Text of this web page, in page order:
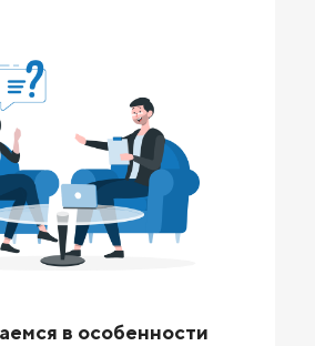
в особенности